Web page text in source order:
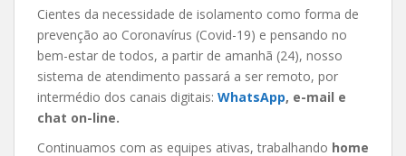
Cientes da necessidade de isolamento como forma de
prevenção ao Coronavírus (Covid-19) e pensando no
bem-estar de todos, a partir de amanhã (24), nosso
sistema de atendimento passará a ser remoto, por
intermédio dos canais digitais: WhatsApp, e-mail e
chat on-line.
Continuamos com as equipes ativas, trabalhando home